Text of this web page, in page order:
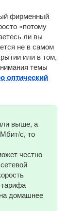
фирменный
«потому
ли вы
не в самом
или в том,
темы
оптический
выше, а
с, то
честно
домашнее